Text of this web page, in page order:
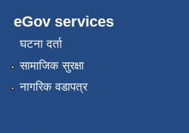
eGov services
घटना दर्ता
सामाजिक सुरक्षा
नागरिक वडापत्र